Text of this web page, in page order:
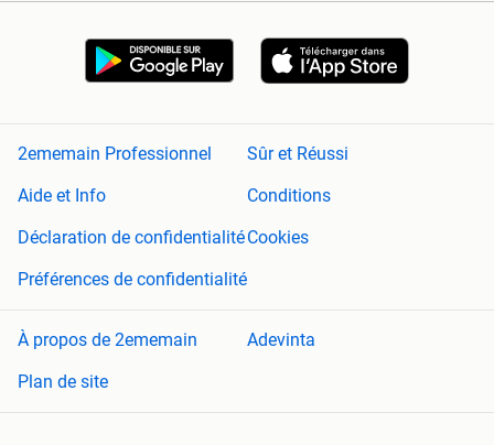
2ememain Professionnel
Sûr et Réussi
Aide et Info
Conditions
Déclaration de confidentialitéCookies
Préférences de confidentialité
À propos de 2ememain
Adevinta
Plan de site